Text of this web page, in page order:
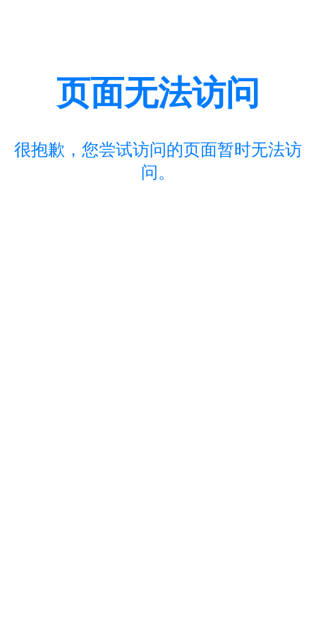
页面无法访问
很抱歉，您尝试访问的页面暂时无法访
问。